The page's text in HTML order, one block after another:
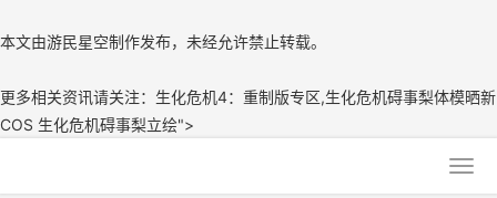
本文由游民星空制作发布，未经允许禁止转载。
更多相关资讯请关注：生化危机4：重制版专区,生化危机碍事梨体模晒新
COS 生化危机碍事梨立绘">